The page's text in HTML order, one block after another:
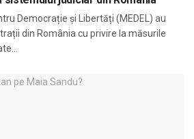
Democrație și Libertăți (MEDEL) au
din România cu privire la măsurile